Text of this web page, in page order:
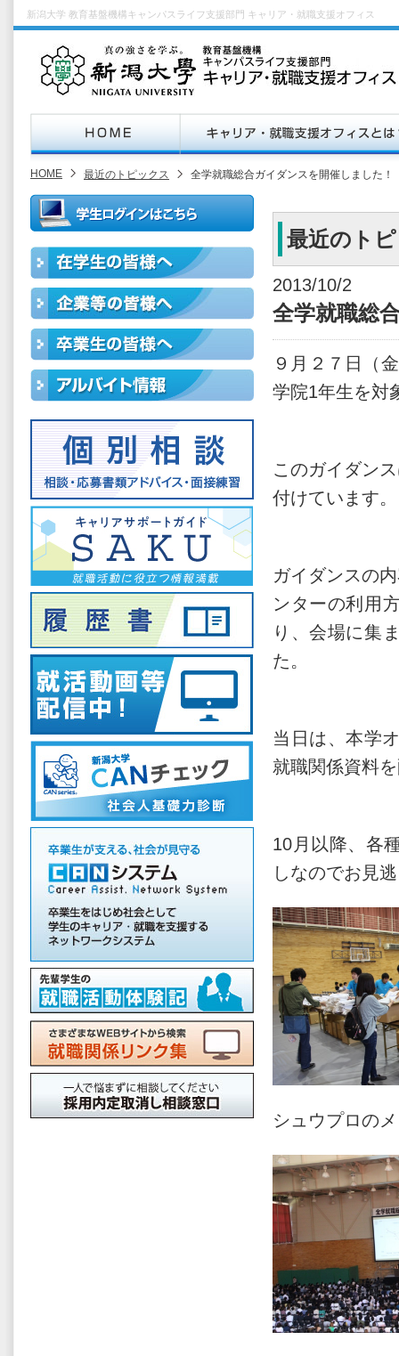
新潟大学 教育基盤機構キャンパスライフ支援部門 キャリア・就職支援オフィス
HOME 最近のトピックス 全学就職総合ガイダンスを開催しました！
最近のト
2013/10/2
全学就職総
９月２７日（
学院1年生を対
このガイダン
付けています。
ガイダンスの
ンターの利用
り、会場に集
た。
当日は、本学
就職関係資料
10月以降、各
しなのでお見
シュウプロの